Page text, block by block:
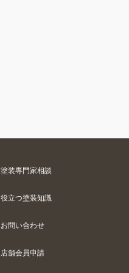
塗装専門家相談
役立つ塗装知識
お問い合わせ
店舗会員申請